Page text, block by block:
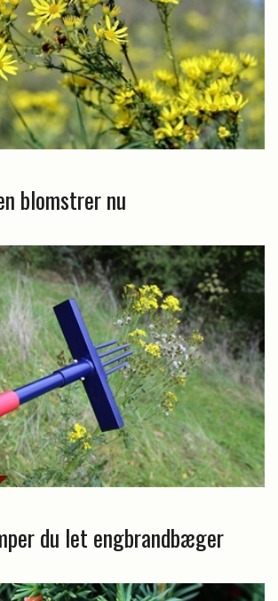
blomstrer nu
du let engbrandbæger